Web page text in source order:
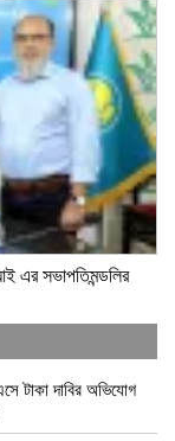
এর সভাপতিমন্ডলির
টাকা দাবির অভিযোগ